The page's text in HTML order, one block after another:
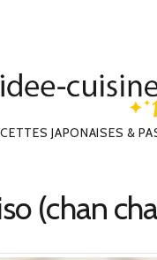
JAPONAISES &
(chan